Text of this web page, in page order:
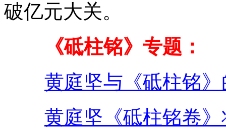
破亿元大关。
《砥柱铭》专题：
黄庭坚与《砥柱铭
黄庭坚《砥柱铭卷